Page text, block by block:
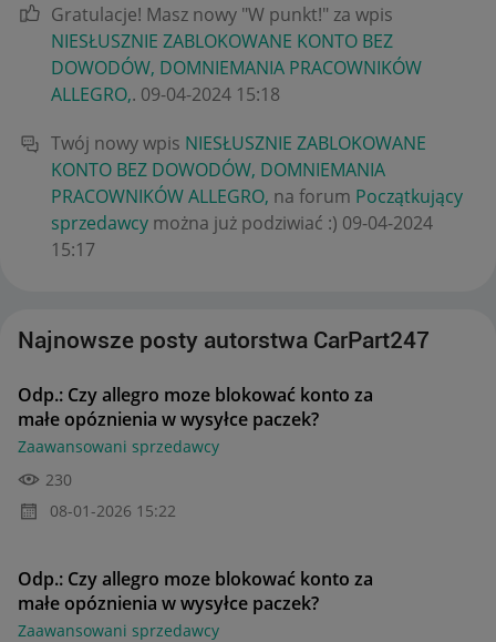
Gratulacje! Masz nowy "W punkt!" za wpis
NIESŁUSZNIE ZABLOKOWANE KONTO BEZ
DOWODÓW, DOMNIEMANIA PRACOWNIKÓW
ALLEGRO,. ‎09-04-2024 15:18
Twój nowy wpis NIESŁUSZNIE ZABLOKOWANE
KONTO BEZ DOWODÓW, DOMNIEMANIA
PRACOWNIKÓW ALLEGRO, na forum Początkujący
sprzedawcy można już podziwiać :) ‎09-04-2024
15:17
Najnowsze posty autorstwa CarPart247
Odp.: Czy allegro moze blokować konto za
małe opóznienia w wysyłce paczek?
Zaawansowani sprzedawcy
230
‎08-01-2026 15:22
Odp.: Czy allegro moze blokować konto za
małe opóznienia w wysyłce paczek?
Zaawansowani sprzedawcy